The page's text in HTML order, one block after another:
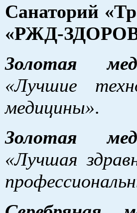
Санаторий
«РЖД-
Золотая
«Лучшие
медицины».
Золотая
«Лучшая